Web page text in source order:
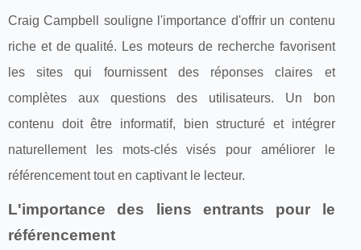
Craig Campbell souligne l'importance d'offrir un contenu
riche et de qualité. Les moteurs de recherche favorisent
les sites qui fournissent des réponses claires et
complètes aux questions des utilisateurs. Un bon
contenu doit être informatif, bien structuré et intégrer
naturellement les mots-clés visés pour améliorer le
référencement tout en captivant le lecteur.
L'importance des liens entrants pour le
référencement